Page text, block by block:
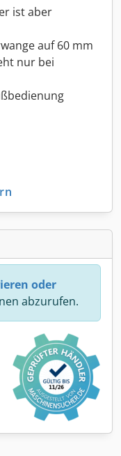
ist aber
auf 60 mm
nur bei
oder
abzurufen.